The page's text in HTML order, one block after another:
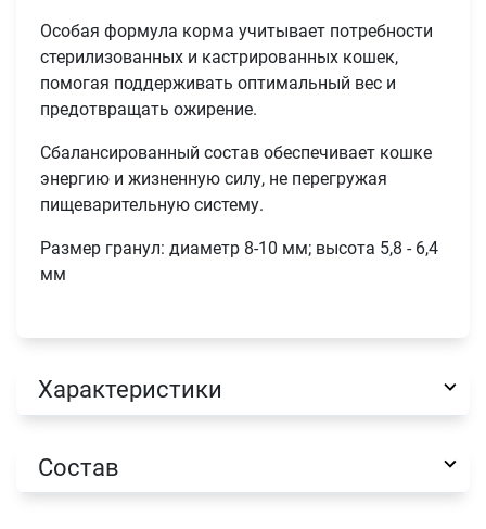
Особая формула корма учитывает потребности
стерилизованных и кастрированных кошек,
помогая поддерживать оптимальный вес и
предотвращать ожирение.
Сбалансированный состав обеспечивает кошке
энергию и жизненную силу, не перегружая
пищеварительную систему.
Размер гранул: диаметр 8-10 мм; высота 5,8 - 6,4
мм
Характеристики
Состав
Продолжить покупки
E-mail